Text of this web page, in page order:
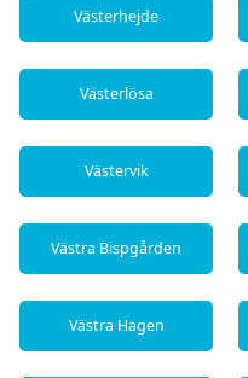
Västerhejde
Västerlösa
Västervik
Västra Bispgården
Västra Hagen